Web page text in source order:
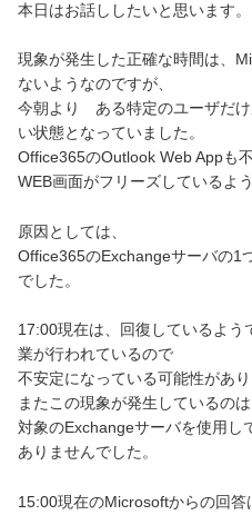
本日はお話ししたいと思います。
現象が発生した正確な時間は、
ないようなのですが、
今朝より ある特定のユーザだ
い状態となっていました。
Office365のOutlook Web Appも
WEB画面がフリーズしているよ
原因としては、
Office365のExchangeサーバの1
でした。
17:00現在は、回復しているよ
業が行われているので
不安定になっている可能性があり
またこの現象が発生しているの
対象のExchangeサーバを使用
ありませんでした。
15:00現在のMicrosoftからの回答